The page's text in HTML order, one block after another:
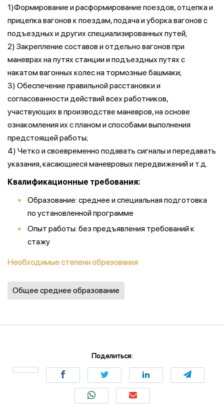
1)Формирование и расформирование поездов, отцепка и
прицепка вагонов к поездам, подача и уборка вагонов с
подъездных и других специализированных путей;
2) Закрепление составов и отдельно вагонов при
маневрах на путях станции и подъездных путях с
накатом вагонных колес на тормозные башмаки;
3) Обеспечение правильной расстановки и
согласованности действий всех работников,
участвующих в производстве маневров, на основе
ознакомления их с планом и способами выполнения
предстоящей работы;
4) Четко и своевременно подавать сигналы и передавать
указания, касающиеся маневровых передвижений и т.д.
Квалификационные требования:
Образование: среднее и специальная подготовка
по установленной программе
Опыт работы: без предъявления требований к
стажу
Необходимые степени образования
Общее среднее образование
Поделиться: